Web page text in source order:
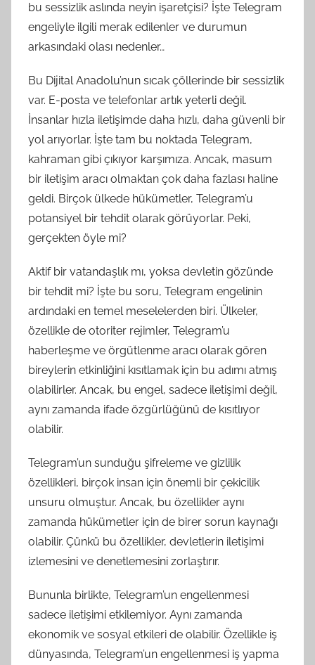
bu sessizlik aslında neyin işaretçisi? İşte Telegram
engeliyle ilgili merak edilenler ve durumun
arkasındaki olası nedenler…
Bu Dijital Anadolu’nun sıcak çöllerinde bir sessizlik
var. E-posta ve telefonlar artık yeterli değil.
İnsanlar hızla iletişimde daha hızlı, daha güvenli bir
yol arıyorlar. İşte tam bu noktada Telegram,
kahraman gibi çıkıyor karşımıza. Ancak, masum
bir iletişim aracı olmaktan çok daha fazlası haline
geldi. Birçok ülkede hükümetler, Telegram’u
potansiyel bir tehdit olarak görüyorlar. Peki,
gerçekten öyle mi?
Aktif bir vatandaşlık mı, yoksa devletin gözünde
bir tehdit mi? İşte bu soru, Telegram engelinin
ardındaki en temel meselelerden biri. Ülkeler,
özellikle de otoriter rejimler, Telegram’u
haberleşme ve örgütlenme aracı olarak gören
bireylerin etkinliğini kısıtlamak için bu adımı atmış
olabilirler. Ancak, bu engel, sadece iletişimi değil,
aynı zamanda ifade özgürlüğünü de kısıtlıyor
olabilir.
Telegram’un sunduğu şifreleme ve gizlilik
özellikleri, birçok insan için önemli bir çekicilik
unsuru olmuştur. Ancak, bu özellikler aynı
zamanda hükümetler için de birer sorun kaynağı
olabilir. Çünkü bu özellikler, devletlerin iletişimi
izlemesini ve denetlemesini zorlaştırır.
Bununla birlikte, Telegram’un engellenmesi
sadece iletişimi etkilemiyor. Aynı zamanda
ekonomik ve sosyal etkileri de olabilir. Özellikle iş
dünyasında, Telegram’un engellenmesi iş yapma